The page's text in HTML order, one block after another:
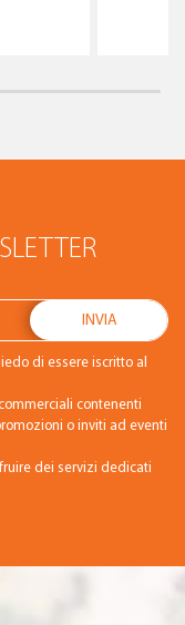
di essere iscritto al
contenenti
o inviti ad eventi
dei servizi dedicati